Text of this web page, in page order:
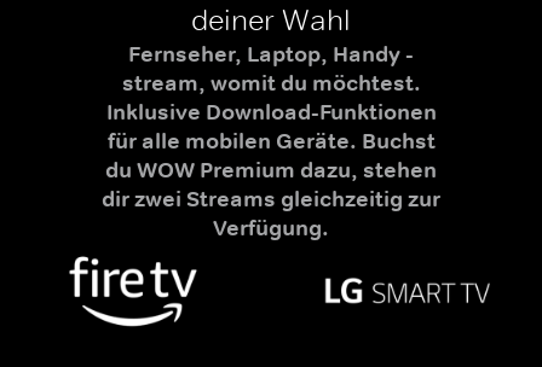
deiner Wahl
Fernseher, Laptop, Handy -
stream, womit du möchtest.
Inklusive Download-Funktionen
für alle mobilen Geräte. Buchst
du WOW Premium dazu, stehen
dir zwei Streams gleichzeitig zur
Verfügung.